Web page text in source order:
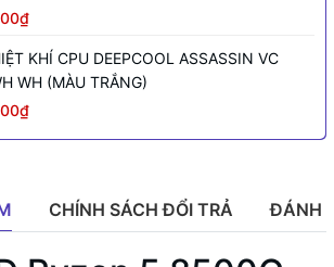
KHÍ CPU DEEPCOOL ASSASSIN VC
WH (MÀU TRẮNG)
CHÍNH SÁCH ĐỔI TRẢ ĐÁNH